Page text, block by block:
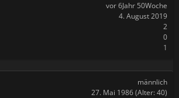
vor 6Jahr 50Woche
4. August 2019
2
0
1
männlich
27. Mai 1986(Alter: 40)